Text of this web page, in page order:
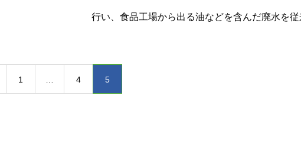
行い、食品工場から出る油などを含んだ廃水を従
1 4 5